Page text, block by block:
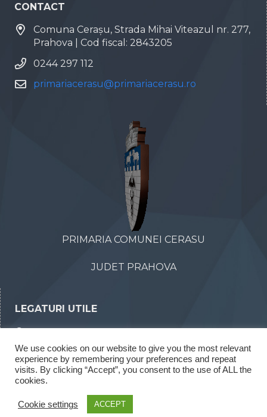
CONTACT
Comuna Cerașu, Strada Mihai Viteazul nr. 277,
Prahova | Cod fiscal: 2843205
0244 297 112
primariacerasu@primariacerasu.ro
PRIMARIA COMUNEI CERASU
JUDET PRAHOVA
LEGATURI UTILE
Declaratii de interese
Rapoarte legea 52/2003
We use cookies on our website to give you the most relevant
experience by remembering your preferences and repeat
visits. By clicking “Accept”, you consent to the use of ALL the
cookies.
Cookie settings ACCEPT